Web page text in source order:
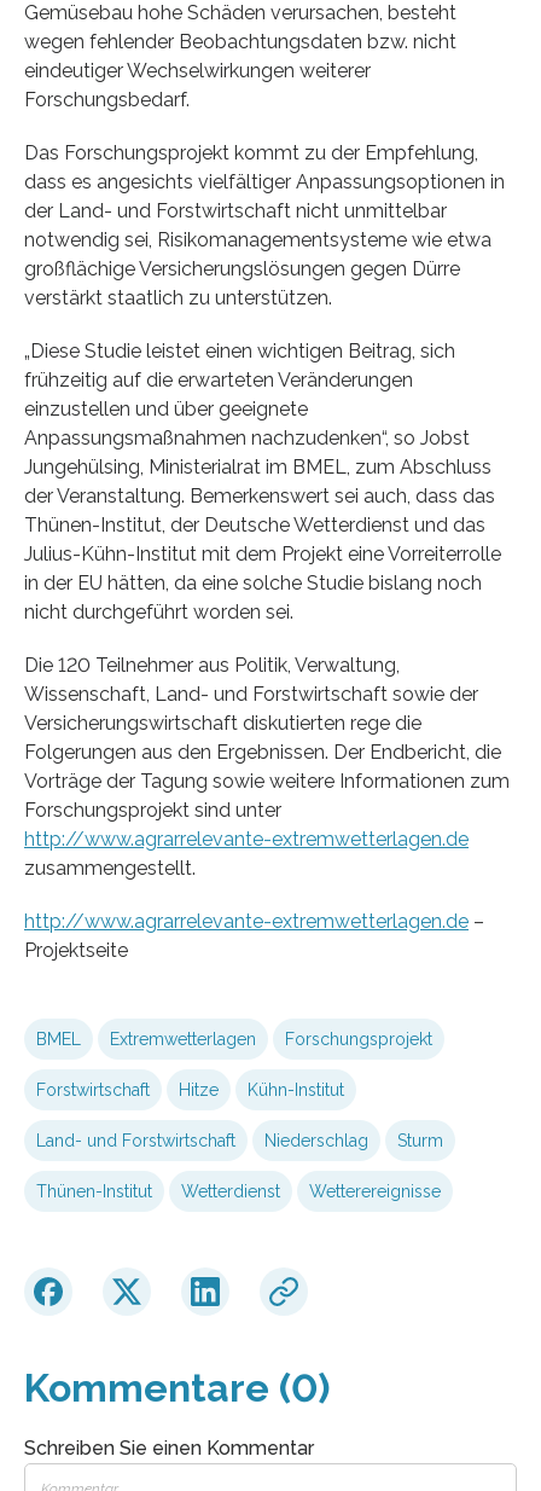
Gemüsebau hohe Schäden verursachen, besteht
wegen fehlender Beobachtungsdaten bzw. nicht
eindeutiger Wechselwirkungen weiterer
Forschungsbedarf.
Das Forschungsprojekt kommt zu der Empfehlung,
dass es angesichts vielfältiger Anpassungsoptionen in
der Land- und Forstwirtschaft nicht unmittelbar
notwendig sei, Risikomanagementsysteme wie etwa
großflächige Versicherungslösungen gegen Dürre
verstärkt staatlich zu unterstützen.
„Diese Studie leistet einen wichtigen Beitrag, sich
frühzeitig auf die erwarteten Veränderungen
einzustellen und über geeignete
Anpassungsmaßnahmen nachzudenken“, so Jobst
Jungehülsing, Ministerialrat im BMEL, zum Abschluss
der Veranstaltung. Bemerkenswert sei auch, dass das
Thünen-Institut, der Deutsche Wetterdienst und das
Julius-Kühn-Institut mit dem Projekt eine Vorreiterrolle
in der EU hätten, da eine solche Studie bislang noch
nicht durchgeführt worden sei.
Die 120 Teilnehmer aus Politik, Verwaltung,
Wissenschaft, Land- und Forstwirtschaft sowie der
Versicherungswirtschaft diskutierten rege die
Folgerungen aus den Ergebnissen. Der Endbericht, die
Vorträge der Tagung sowie weitere Informationen zum
Forschungsprojekt sind unter
http://www.agrarrelevante-extremwetterlagen.de
zusammengestellt.
http://www.agrarrelevante-extremwetterlagen.de –
Projektseite
BMEL Extremwetterlagen Forschungsprojekt
Forstwirtschaft Hitze Kühn-Institut
Land- und Forstwirtschaft Niederschlag Sturm
Thünen-Institut Wetterdienst Wetterereignisse
Kommentare (0)
Schreiben Sie einen Kommentar